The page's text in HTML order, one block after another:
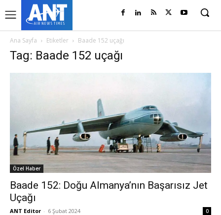
Ana Sayfa Etiketler Baade 152 uçağı
Tag: Baade 152 uçağı
Özel Haber
Baade 152: Doğu Almanya’nın Başarısız Jet
Uçağı
ANT Editor - 6 Şubat 2024 0